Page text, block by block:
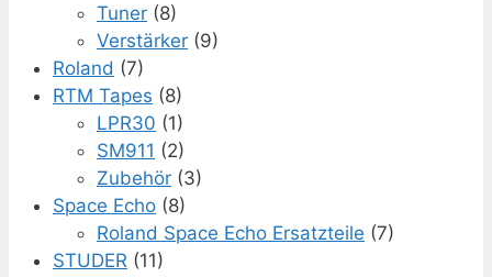
Tuner (8)
Verstärker (9)
Roland (7)
RTM Tapes (8)
LPR30 (1)
SM911 (2)
Zubehör (3)
Space Echo (8)
Roland Space Echo Ersatzteile (7)
STUDER (11)